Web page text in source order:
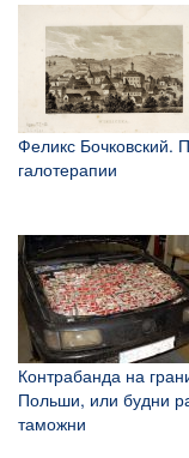
Феликс Бочковский.
галотерапии
Контрабанда на
Польши, или будни
таможни